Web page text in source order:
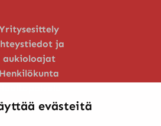
evästeitä
ja
aukioloajat
Henkilökunta